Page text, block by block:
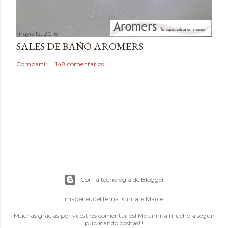
mayo 12, 2016
SALES DE BAÑO AROMERS
Compartir 148 comentarios
Con la tecnología de Blogger
Imágenes del tema: Gintare Marcel
Muchas gracias por vuestros comentarios! Me anima mucho a seguir
publicando cositas!!!